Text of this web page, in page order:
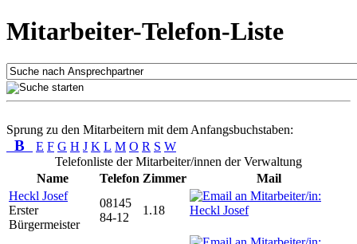
Mitarbeiter-Telefon-Liste
Sprung zu den Mitarbeitern mit dem Anfangsbuchstaben:
B E F G H J K L M O R S W
Telefonliste der Mitarbeiter/innen der Verwaltung
Name
Telefon Zimmer
Mail
Heckl Josef
Erster
Bürgermeister
08145
84-12
1.18